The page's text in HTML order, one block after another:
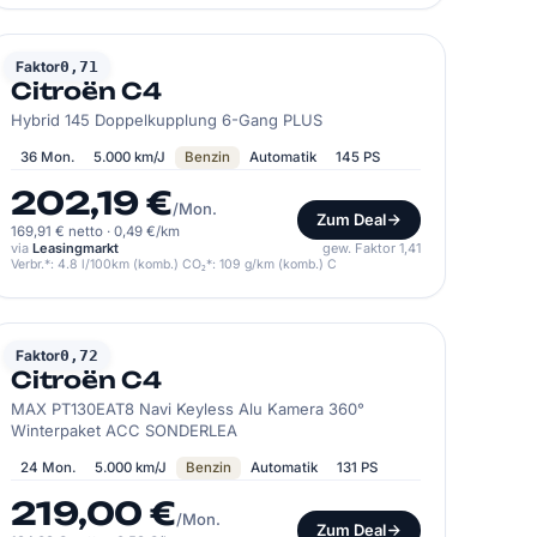
Faktor0,71
CITROËN
Citroën C4
Hybrid 145 Doppelkupplung 6-Gang PLUS
36 Mon. 5.000 km/J Benzin Automatik 145 PS
202,19 €/Mon.
169,91 € netto · 0,49 €/km
Zum Deal
via Leasingmarkt gew. Faktor 1,41
Verbr.*: 4.8 l/100km (komb.) CO₂*: 109 g/km (komb.) C
Faktor0,72
CITROËN
Citroën C4
MAX PT130EAT8 Navi Keyless Alu Kamera 360°
Winterpaket ACC SONDERLEA
24 Mon. 5.000 km/J Benzin Automatik 131 PS
219,00 €/Mon.
Zum Deal